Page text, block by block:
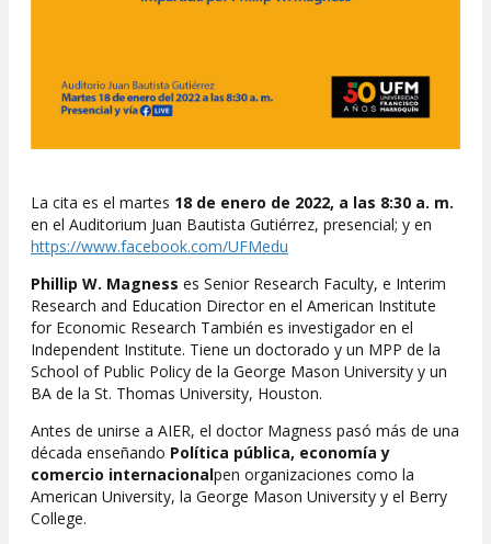
La cita es el martes 18 de enero de 2022, a las 8:30 a. m.
en el Auditorium Juan Bautista Gutiérrez, presencial; y en
https://www.facebook.com/UFMedu
Phillip W. Magness es Senior Research Faculty, e Interim
Research and Education Director en el American Institute
for Economic Research También es investigador en el
Independent Institute. Tiene un doctorado y un MPP de la
School of Public Policy de la George Mason University y un
BA de la St. Thomas University, Houston.
Antes de unirse a AIER, el doctor Magness pasó más de una
década enseñando Política pública, economía y
comercio internacionalpen organizaciones como la
American University, la George Mason University y el Berry
College.